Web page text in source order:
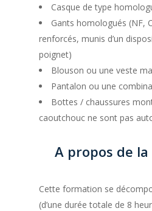
Casque de type
Gants homologués (NF,
renforcés, munis d’un
poignet)
Blouson ou une veste
Pantalon ou une
Bottes / chaussures
caoutchouc ne sont pas
A propos de
Cette formation se
(d’une durée totale de 8